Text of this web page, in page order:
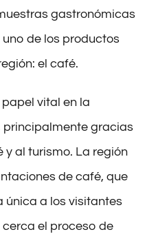
gastronómicas
de los productos
el café.
vital en la
principalmente gracias
al turismo. La región
de café, que
única a los visitantes
el proceso de